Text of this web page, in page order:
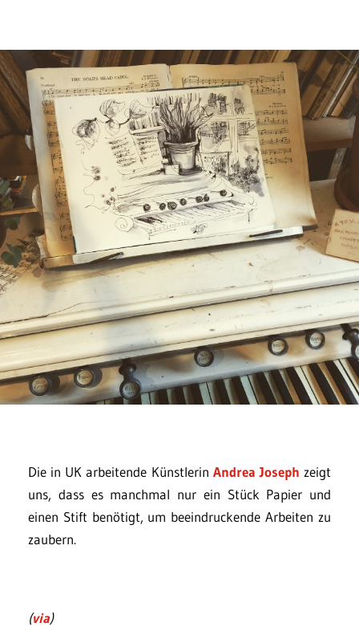
Die in UK arbeitende Künstlerin Andrea Joseph zeigt
uns, dass es manchmal nur ein Stück Papier und
einen Stift benötigt, um beeindruckende Arbeiten zu
zaubern.
(via)